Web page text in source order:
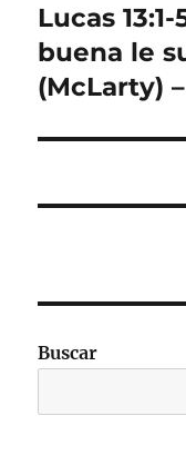
Entrada
siguiente:
Lucas
buena le
(McLarty)
Buscar